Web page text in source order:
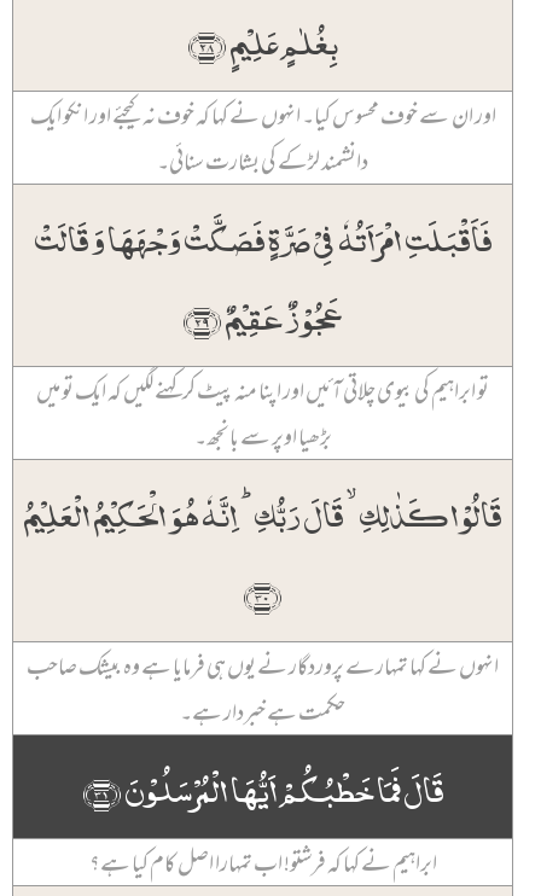
بِغُلٰمٍ عَلِیۡمٍ ﴿۲۸﴾
اور ان سے خوف محسوس کیا۔ انہوں نے کہا کہ خوف نہ کیجئے اور انکو ایک
دانشمند لڑکے کی بشارت سنائی۔
فَاَقۡبَلَتِ امۡرَاَتُہٗ فِیۡ صَرَّۃٍ فَصَکَّتۡ وَجۡہَہَا وَ قَالَتۡ
عَجُوۡزٌ عَقِیۡمٌ ﴿۲۹﴾
تو ابراہیم کی بیوی چلاتی آئیں اور اپنا منہ پیٹ کر کہنے لگیں کہ ایک تو میں
بڑھیا اوپر سے بانجھ۔
قَالُوۡا کَذٰلِکِ ۙ قَالَ رَبُّکِ ؕ اِنَّہٗ ہُوَ الۡحَکِیۡمُ الۡعَلِیۡمُ
﴿۳۰﴾
انہوں نے کہا تمہارے پروردگار نے یوں ہی فرمایا ہے وہ بیشک صاحب
حکمت ہے خبردار ہے۔
قَالَ فَمَا خَطۡبُکُمۡ اَیُّہَا الۡمُرۡسَلُوۡنَ ﴿۳۱﴾
ابراہیم نے کہا کہ فرشتو! اب تمہارا اصل کام کیا ہے؟